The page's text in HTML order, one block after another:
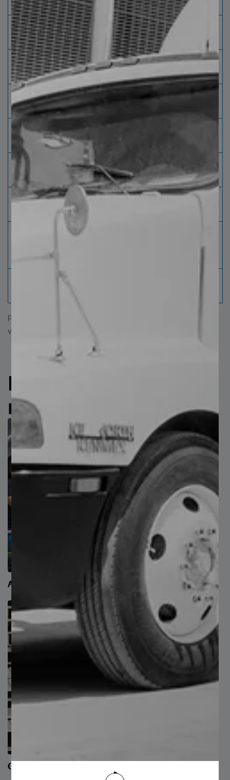
interior
Diámetro
exterior
Maximo 80" [203 cm] Mínimo 42" [ 107 cm]
Ancho de
Rollo
Máximo 98" [249 cm] Mínimo 24" [61 cm]
Largo de
Hoja
Máximo 480" [ 1,250 cm] Mínimo 36" [91
Altura de
Paquete
Máximo 36" [91 cm] Incluyendo Tarimas /
Peso de
Paquete
Máximo 10,000 kg [22,000 lbs] cada 240 "
[610 cm]
Cepillado
Sistema de cepillos que limpia y aspira la
superficie mejorando así su aspecto.
En tiempo real inspecciona el 100% del
Cada hoja es identificada con información
Para una mejor visualización gira tu dispositivo o visita la
versión de escritorio
Productos
relacionados
Asesoría
Corte a medida